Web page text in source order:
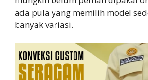
ada pula yang memilih model
banyak variasi.